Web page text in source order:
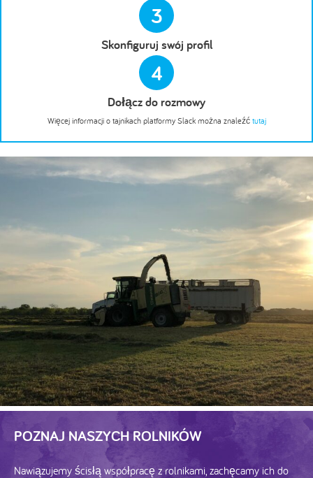
3
Skonfiguruj swój profil
4
Dołącz do rozmowy
Więcej informacji o tajnikach platformy Slack można znaleźć tutaj
POZNAJ NASZYCH ROLNIKÓW
Nawiązujemy ścisłą współpracę z rolnikami, zachęcamy ich do